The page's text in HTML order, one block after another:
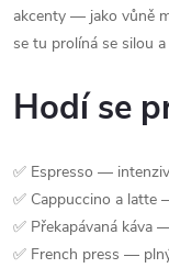
akcenty — jako vůně
se tu prolíná se silou
Hodí se
✅ Espresso —
✅ Cappuccino a latte
✅ Překapávaná káva
✅ French press —